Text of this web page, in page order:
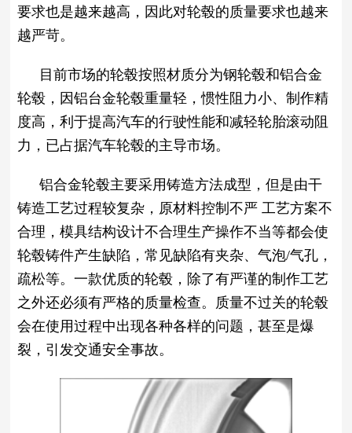
要求也是越来越高，因此对轮毂的质量要求也越来
越严苛。
目前市场的轮毂按照材质分为钢轮毂和铝合金
轮毂，因铝台金轮毂重量轻，惯性阻力小、制作精
度高，利于提高汽车的行驶性能和减轻轮胎滚动阻
力，已占据汽车轮毂的主导市场。
铝合金轮毂主要采用铸造方法成型，但是由干
铸造工艺过程较复杂，原材料控制不严 工艺方案不
合理，模具结构设计不合理生产操作不当等都会使
轮毂铸件产生缺陷，常见缺陷有夹杂、气泡/气孔，
疏松等。一款优质的轮毂，除了有严谨的制作工艺
之外还必须有严格的质量检查。质量不过关的轮毂
会在使用过程中出现各种各样的问题，甚至是爆
裂，引发交通安全事故。